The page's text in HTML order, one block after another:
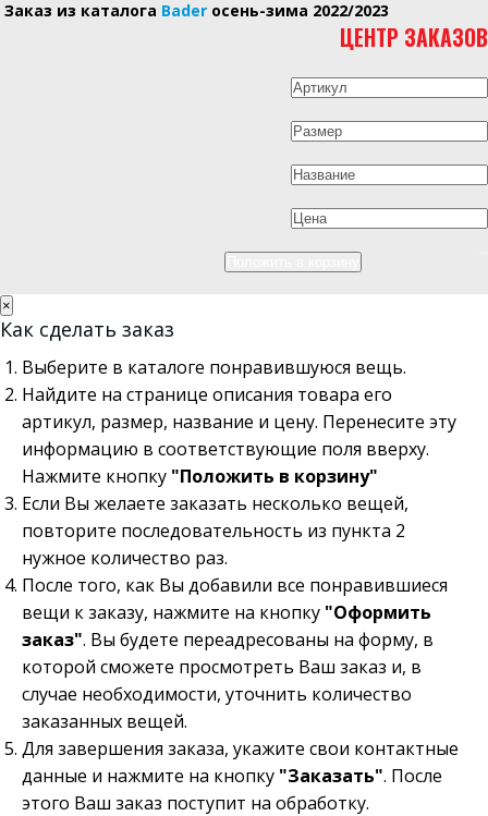
Заказ из каталога Bader осень-зима 2022/2023
ЦЕНТР ЗАКАЗОВ
×
Как сделать заказ
Выберите в каталоге понравившуюся вещь.
Найдите на странице описания товара его
артикул, размер, название и цену. Перенесите эту
информацию в соответствующие поля вверху.
Нажмите кнопку "Положить в корзину"
Если Вы желаете заказать несколько вещей,
повторите последовательность из пункта 2
нужное количество раз.
После того, как Вы добавили все понравившиеся
вещи к заказу, нажмите на кнопку "Оформить
заказ". Вы будете переадресованы на форму, в
которой сможете просмотреть Ваш заказ и, в
случае необходимости, уточнить количество
заказанных вещей.
Для завершения заказа, укажите свои контактные
данные и нажмите на кнопку "Заказать". После
этого Ваш заказ поступит на обработку.